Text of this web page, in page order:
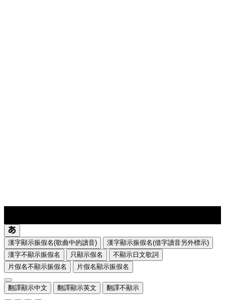
漢字顯示振假名(歌曲中的讀音)
漢字顯示振假名(借字讀音另外標示)
漢字不顯示振假名
只顯示假名
不顯示日文歌詞
片假名不顯示振假名
片假名顯示振假名
翻譯顯示中文 翻譯顯示英文 翻譯不顯示